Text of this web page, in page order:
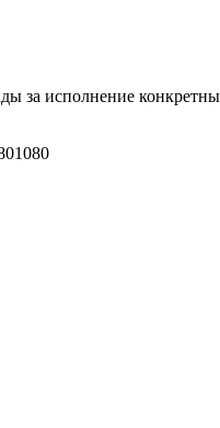
за исполнение
1080